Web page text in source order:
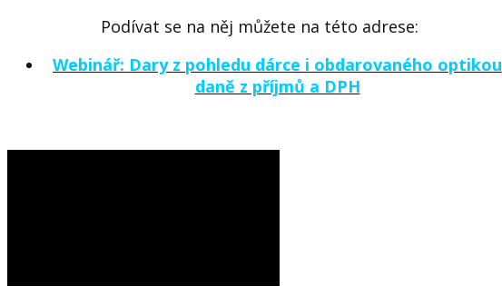
Podívat se na něj můžete na této adrese:
Webinář: Dary z pohledu dárce i obdarovaného optikou
daně z příjmů a DPH